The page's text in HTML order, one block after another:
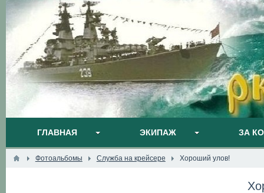
ГЛАВНАЯ ЭКИПАЖ ЗА
Фотоальбомы Служба на крейсере Хороший улов!